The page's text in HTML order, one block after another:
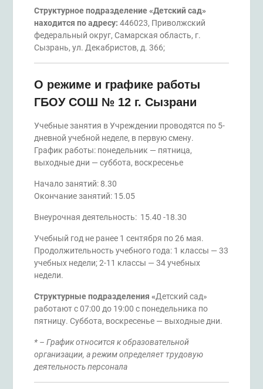
Структурное подразделение «Детский сад»
находится по адресу: 446023, Приволжский
федеральный округ, Самарская область, г.
Сызрань, ул. Декабристов, д. 366;
О режиме и графике работы
ГБОУ СОШ № 12 г. Сызрани
Учебные занятия в Учреждении проводятся по 5-
дневной учебной неделе, в первую смену.
График работы: понедельник — пятница,
выходные дни — суббота, воскресенье
Начало занятий: 8.30
Окончание занятий: 15.05
Внеурочная деятельность: 15.40 -18.30
Учебный год не ранее 1 сентября по 26 мая.
Продолжительность учебного года: 1 классы — 33
учебных недели; 2-11 классы — 34 учебных
недели.
Структурные подразделения «Детский сад»
работают с 07:00 до 19:00 с понедельника по
пятницу. Суббота, воскресенье — выходные дни.
* – График относится к образовательной
организации, а режим определяет трудовую
деятельность персонала